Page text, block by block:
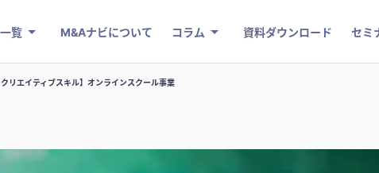
覧 M&Aナビについて コラム 資料ダウンロード セミ
クリエイティブスキル】オンラインスクール事業